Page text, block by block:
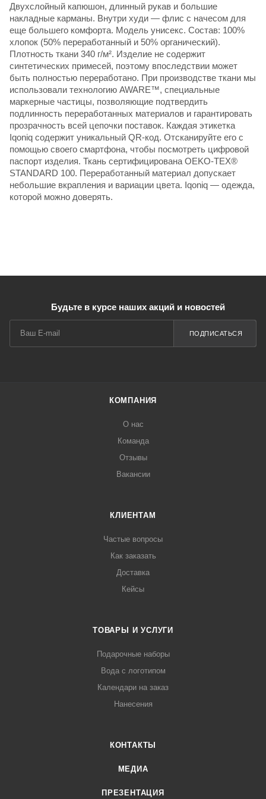
Двухслойный капюшон, длинный рукав и большие
накладные карманы. Внутри худи — флис с начесом для
еще большего комфорта. Модель унисекс. Состав: 100%
хлопок (50% переработанный и 50% органический).
Плотность ткани 340 г/м². Изделие не содержит
синтетических примесей, поэтому впоследствии может
быть полностью переработано. При производстве ткани мы
использовали технологию AWARE™, специальные
маркерные частицы, позволяющие подтвердить
подлинность переработанных материалов и гарантировать
прозрачность всей цепочки поставок. Каждая этикетка
Iqoniq содержит уникальный QR-код. Отсканируйте его с
помощью своего смартфона, чтобы посмотреть цифровой
паспорт изделия. Ткань сертифицирована OEKO-TEX®
STANDARD 100. Переработанный материал допускает
небольшие вкрапления и вариации цвета. Iqoniq — одежда,
которой можно доверять.
Будьте в курсе наших акций и новостей
ПОДПИСАТЬСЯ
КОМПАНИЯ
О нас
Команда
Отзывы
Вакансии
КЛИЕНТАМ
Частые вопросы
Как заказать
Доставка
Кейсы
ТОВАРЫ И УСЛУГИ
Подарочные наборы
Вода с логотипом
Календари на заказ
Нанесения
КОНТАКТЫ
МЕДИА
ПРЕЗЕНТАЦИЯ